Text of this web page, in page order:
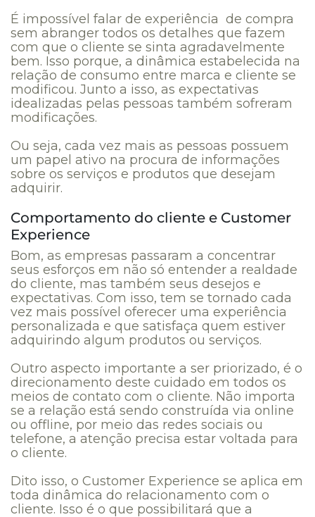
É impossível falar de experiência de compra
sem abranger todos os detalhes que fazem
com que o cliente se sinta agradavelmente
bem. Isso porque, a dinâmica estabelecida na
relação de consumo entre marca e cliente se
modificou. Junto a isso, as expectativas
idealizadas pelas pessoas também sofreram
modificações.
Ou seja, cada vez mais as pessoas possuem
um papel ativo na procura de informações
sobre os serviços e produtos que desejam
adquirir.
Comportamento do cliente e Customer
Experience
Bom, as empresas passaram a concentrar
seus esforços em não só entender a realdade
do cliente, mas também seus desejos e
expectativas. Com isso, tem se tornado cada
vez mais possível oferecer uma experiência
personalizada e que satisfaça quem estiver
adquirindo algum produtos ou serviços.
Outro aspecto importante a ser priorizado, é o
direcionamento deste cuidado em todos os
meios de contato com o cliente. Não importa
se a relação está sendo construída via online
ou offline, por meio das redes sociais ou
telefone, a atenção precisa estar voltada para
o cliente.
Dito isso, o Customer Experience se aplica em
toda dinâmica do relacionamento com o
cliente. Isso é o que possibilitará que a